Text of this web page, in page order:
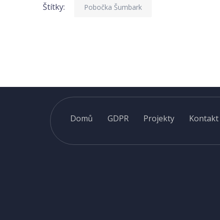
Štítky: Pobočka Šumbark
Domů GDPR Projekty Kontakt